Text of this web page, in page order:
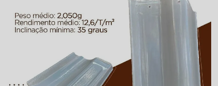
Telha de barro romana
Telha branca americana
Telha branca colonial